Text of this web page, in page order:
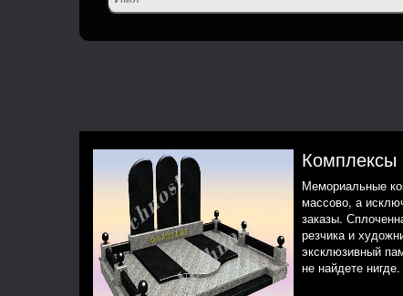
Комплексы
Мемориальные
массово, а
заказы.
резчика и
эксклюзивный
не найдете нигде.